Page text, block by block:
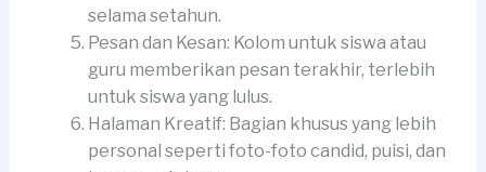
selama setahun.
Pesan dan Kesan: Kolom untuk siswa atau
guru memberikan pesan terakhir, terlebih
untuk siswa yang lulus.
Halaman Kreatif: Bagian khusus yang lebih
personal seperti foto-foto candid, puisi, dan